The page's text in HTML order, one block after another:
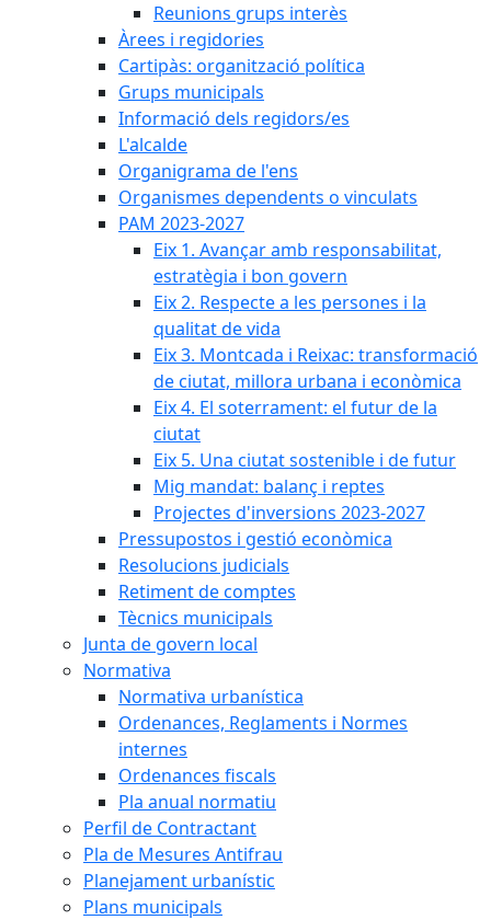
Reunions grups interès
Àrees i regidories
Cartipàs: organització política
Grups municipals
Informació dels regidors/es
L'alcalde
Organigrama de l'ens
Organismes dependents o vinculats
PAM 2023-2027
Eix 1. Avançar amb responsabilitat,
estratègia i bon govern
Eix 2. Respecte a les persones i la
qualitat de vida
Eix 3. Montcada i Reixac: transformació
de ciutat, millora urbana i econòmica
Eix 4. El soterrament: el futur de la
ciutat
Eix 5. Una ciutat sostenible i de futur
Mig mandat: balanç i reptes
Projectes d'inversions 2023-2027
Pressupostos i gestió econòmica
Resolucions judicials
Retiment de comptes
Tècnics municipals
Junta de govern local
Normativa
Normativa urbanística
Ordenances, Reglaments i Normes
internes
Ordenances fiscals
Pla anual normatiu
Perfil de Contractant
Pla de Mesures Antifrau
Planejament urbanístic
Plans municipals